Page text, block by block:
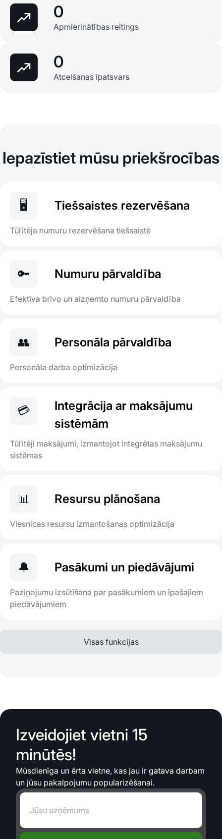
0
Apmierinātības reitings
0
Atcelšanas īpatsvars
Iepazīstiet mūsu priekšrocības
🖥️ Tiešsaistes rezervēšana
Tūlītēja numuru rezervēšana tiešsaistē
🔑 Numuru pārvaldība
Efektīva brīvo un aizņemto numuru pārvaldība
👥 Personāla pārvaldība
Personāla darba optimizācija
💳
Integrācija ar maksājumu
sistēmām
Tūlītēji maksājumi, izmantojot integrētas maksājumu
sistēmas
📊 Resursu plānošana
Viesnīcas resursu izmantošanas optimizācija
🔔 Pasākumi un piedāvājumi
Paziņojumu izsūtīšana par pasākumiem un īpašajiem
piedāvājumiem
Visas funkcijas
Izveidojiet vietni 15
minūtēs!
Mūsdienīga un ērta vietne, kas jau ir gatava darbam
un jūsu pakalpojumu popularizēšanai.